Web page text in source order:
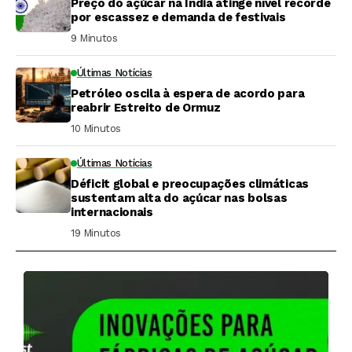
Preço do açúcar na Índia atinge nível recorde
por escassez e demanda de festivais
9 Minutos ⁮
Últimas Notícias
Petróleo oscila à espera de acordo para
reabrir Estreito de Ormuz
10 Minutos ⁮
Últimas Notícias
Déficit global e preocupações climáticas
sustentam alta do açúcar nas bolsas
internacionais
19 Minutos ⁮